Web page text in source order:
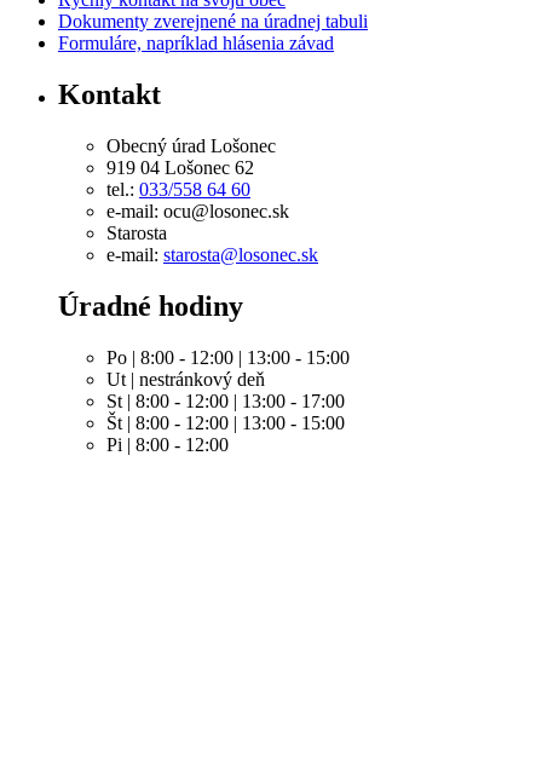
Dokumenty zverejnené na úradnej tabuli
Formuláre, napríklad hlásenia závad
Kontakt
Obecný úrad Lošonec
919 04 Lošonec 62
tel.: 033/558 64 60
e-mail: ocu@losonec.sk
Starosta
e-mail: starosta@losonec.sk
Úradné hodiny
Po | 8:00 - 12:00 | 13:00 - 15:00
Ut | nestránkový deň
St | 8:00 - 12:00 | 13:00 - 17:00
Št | 8:00 - 12:00 | 13:00 - 15:00
Pi | 8:00 - 12:00